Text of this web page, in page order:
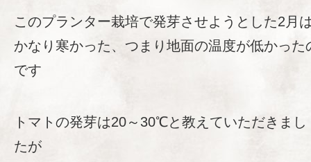
このプランター栽培で発芽させようとした2月
かなり寒かった、つまり地面の温度が低かった
です
トマトの発芽は20～30℃と教えていただきまし
たが